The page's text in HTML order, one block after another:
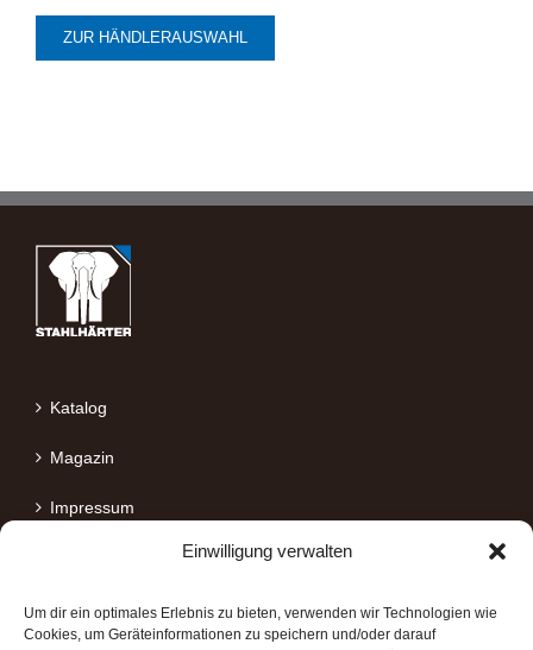
Einwilligung verwalten
Um dir ein optimales Erlebnis zu bieten, verwenden wir Technologien wie
Cookies, um Geräteinformationen zu speichern und/oder darauf
ZUR HÄNDLERAUSWAHL
Katalog
Magazin
Impressum